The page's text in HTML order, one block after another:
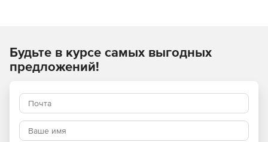
к угрозам разной сложности.
Основные преимущества
Надежная защита мирового уровня
Многоуровневые технологии проактивной защиты
обеспечивают эффективное противостояние различным
Будьте в курсе самых выгодных
предложений!